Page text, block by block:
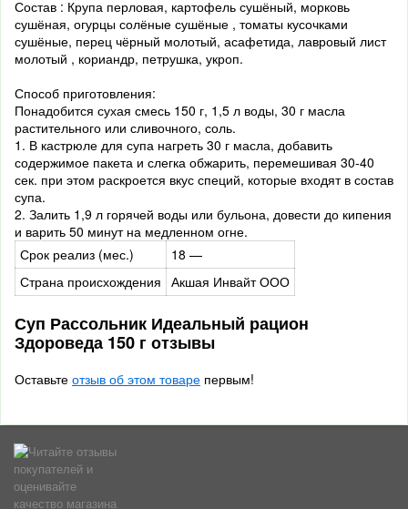
Состав : Крупа перловая, картофель сушёный, морковь
сушёная, огурцы солёные сушёные , томаты кусочками
сушёные, перец чёрный молотый, асафетида, лавровый лист
молотый , кориандр, петрушка, укроп.
Способ приготовления:
Понадобится сухая смесь 150 г, 1,5 л воды, 30 г масла
растительного или сливочного, соль.
1. В кастрюле для супа нагреть 30 г масла, добавить
содержимое пакета и слегка обжарить, перемешивая 30-40
сек. при этом раскроется вкус специй, которые входят в состав
супа.
2. Залить 1,9 л горячей воды или бульона, довести до кипения
и варить 50 минут на медленном огне.
Срок реализ (мес.)
18 —
Страна происхождения Акшая Инвайт ООО
Суп Рассольник Идеальный рацион
Здороведа 150 г отзывы
Оставьте отзыв об этом товаре первым!